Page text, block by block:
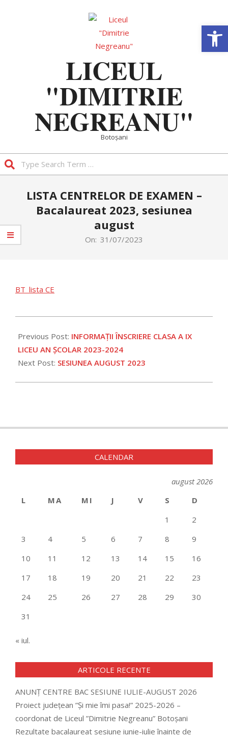
LICEUL
"DIMITRIE
NEGREANU"
Botoșani
NavigationLISTA CENTRELOR DE EXAMEN –
Bacalaureat 2023, sesiunea
august
On: 31/07/2023
BT_lista CE
07-
31
Previous Post: INFORMAȚII ÎNSCRIERE CLASA A IX
LICEU AN ȘCOLAR 2023-2024
Next Post: SESIUNEA AUGUST 2023
CALENDAR
august 2026
L
MA MI J V S
D
1
2
3
4 5 6 7 8
9
10
11 12 13 14 15
16
17
18 19 20 21 22
23
24
25 26 27 28 29
30
31
« iul.
ARTICOLE RECENTE
ANUNȚ CENTRE BAC SESIUNE IULIE-AUGUST 2026
Proiect județean ”Și mie îmi pasa!” 2025-2026 –
coordonat de Liceul ”Dimitrie Negreanu” Botoșani
Rezultate bacalaureat sesiune iunie-iulie înainte de